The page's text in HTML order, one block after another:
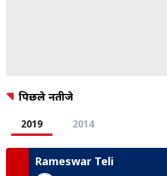
पिछले नतीजे
2019 2014
Rameswar Teli